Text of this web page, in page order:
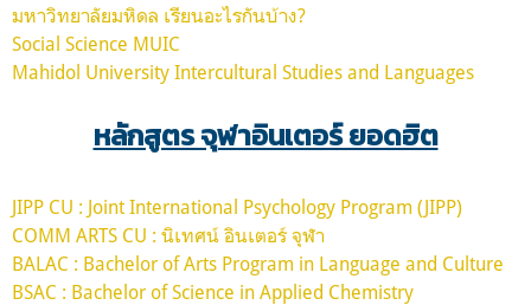
มหาวิทยาลัยมหิดล เรียนอะไรกันบ้าง?
Social Science MUIC
Mahidol University Intercultural Studies and Languages
หลักสูตร จุฬาอินเตอร์ ยอดฮิต
JIPP CU : Joint International Psychology Program (JIPP)
COMM ARTS CU : นิเทศน์ อินเตอร์ จุฬา
BALAC : Bachelor of Arts Program in Language and Culture
BSAC : Bachelor of Science in Applied Chemistry